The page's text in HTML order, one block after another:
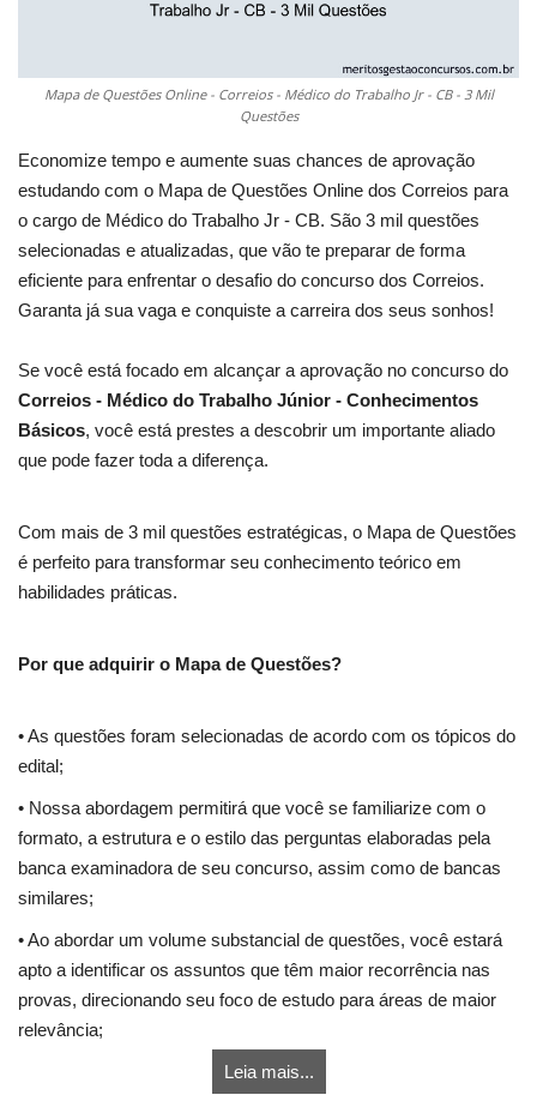
Mapa de Questões Online - Correios - Médico do Trabalho Jr - CB - 3 Mil
Questões
Economize tempo e aumente suas chances de aprovação
estudando com o Mapa de Questões Online dos Correios para
o cargo de Médico do Trabalho Jr - CB. São 3 mil questões
selecionadas e atualizadas, que vão te preparar de forma
eficiente para enfrentar o desafio do concurso dos Correios.
Garanta já sua vaga e conquiste a carreira dos seus sonhos!
Se você está focado em alcançar a aprovação no concurso do
Correios - Médico do Trabalho Júnior - Conhecimentos
Básicos, você está prestes a descobrir um importante aliado
que pode fazer toda a diferença.
Com mais de 3 mil questões estratégicas, o Mapa de Questões
é perfeito para transformar seu conhecimento teórico em
habilidades práticas.
Por que adquirir o Mapa de Questões?
• As questões foram selecionadas de acordo com os tópicos do
edital;
• Nossa abordagem permitirá que você se familiarize com o
formato, a estrutura e o estilo das perguntas elaboradas pela
banca examinadora de seu concurso, assim como de bancas
similares;
• Ao abordar um volume substancial de questões, você estará
apto a identificar os assuntos que têm maior recorrência nas
provas, direcionando seu foco de estudo para áreas de maior
relevância;
Leia mais...